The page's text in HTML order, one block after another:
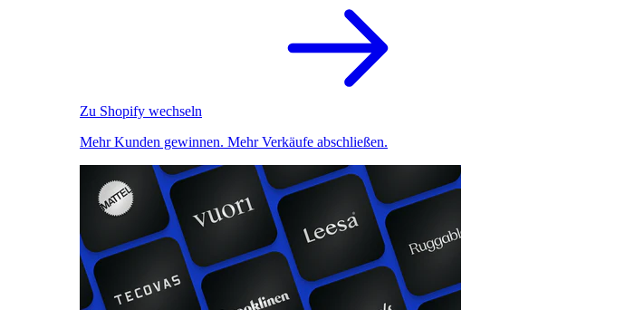
Zu Shopify wechseln
Mehr Kunden gewinnen. Mehr Verkäufe abschließen.